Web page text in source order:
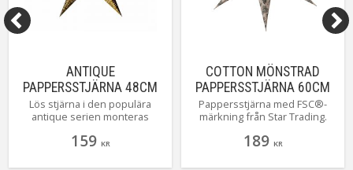
ANTIQUE
PAPPERSSTJÄRNA 48CM
GULD
Lös stjärna i den populära
antique serien monteras
hängande
159 KR
COTTON MÖNSTRAD
PAPPERSSTJÄRNA 60CM
BEIGE/GRÖN
Pappersstjärna med FSC®-
märkning från Star Trading.
har ett fint vintrigt mönster i
Dekorera till advent för en
189 KR